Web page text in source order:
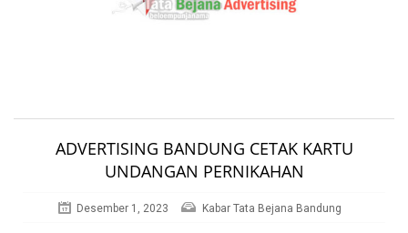
ADVERTISING BANDUNG CETAK KARTU
UNDANGAN PERNIKAHAN
Desember 1, 2023 Kabar Tata Bejana Bandung